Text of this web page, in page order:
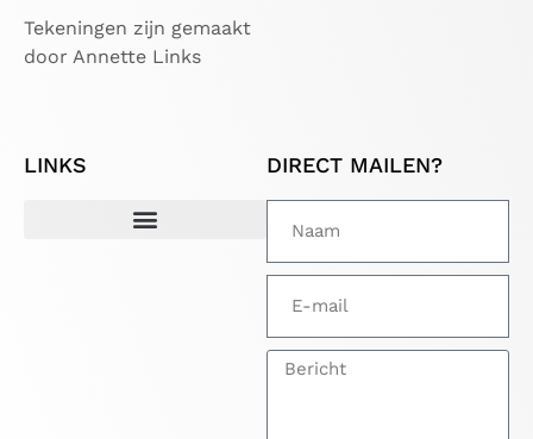
Tekeningen zijn gemaakt
door Annette Links
LINKS DIRECT MAILEN?